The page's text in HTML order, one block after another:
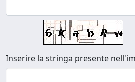
Inserire la stringa presente